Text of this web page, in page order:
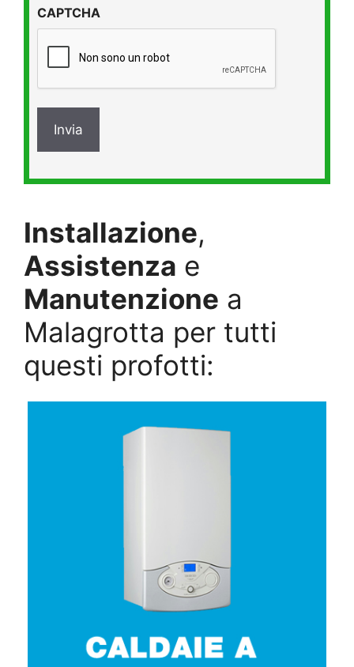
*
CAPTCHA
Installazione,
Assistenza e
Manutenzione a
Malagrotta per tutti
questi profotti: